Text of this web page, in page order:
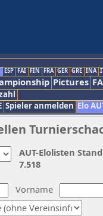
ESP FAI FIN FRA GER GRE INA
Pictures
Spieler anmelden Elo
Vorname
AUT-Elolisten
7.518